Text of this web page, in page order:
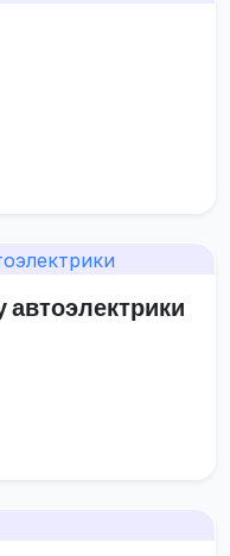
автоэлектрики